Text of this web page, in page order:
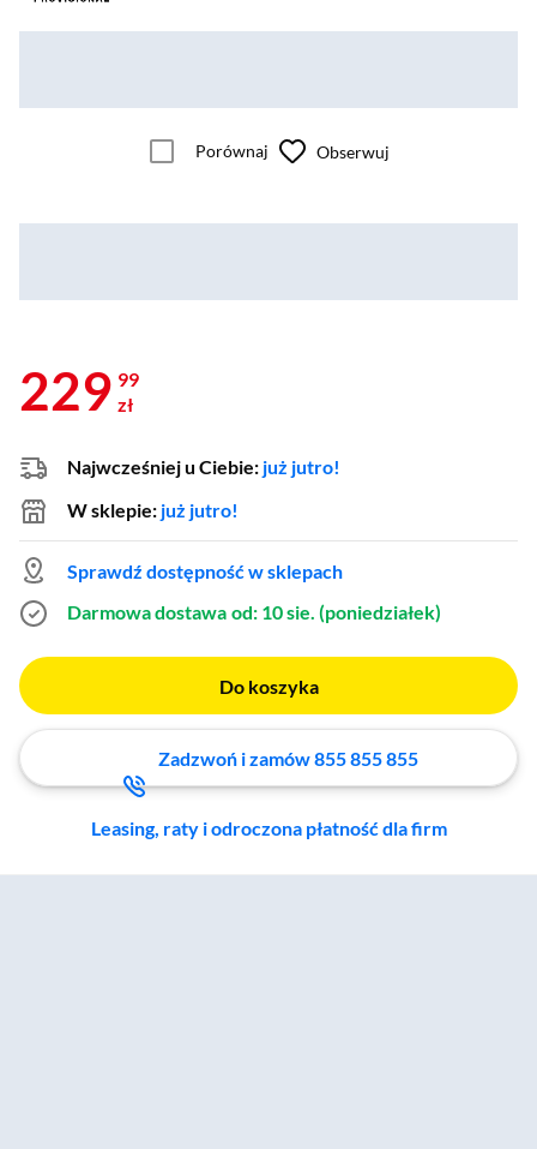
Porównaj Obserwuj
229 99
zł
Najwcześniej u Ciebie: już jutro!
W sklepie: już jutro!
Sprawdź dostępność w sklepach
Darmowa dostawa od: 10 sie. (poniedziałek)
Do koszyka
Zadzwoń i zamów 855 855 855
Leasing, raty i odroczona płatność dla firm